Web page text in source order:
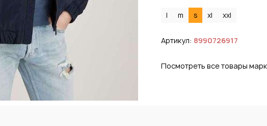
l m s xl xxl
Артикул: 8990726917
Посмотреть все товары